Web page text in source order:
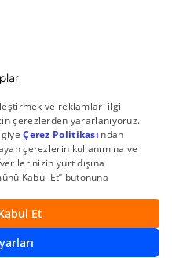
AŞ. Tüm Hakları